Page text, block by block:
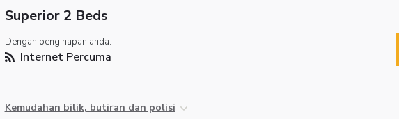
Superior 2 Beds
Dengan penginapan anda:
Internet Percuma
Kemudahan bilik, butiran dan polisi